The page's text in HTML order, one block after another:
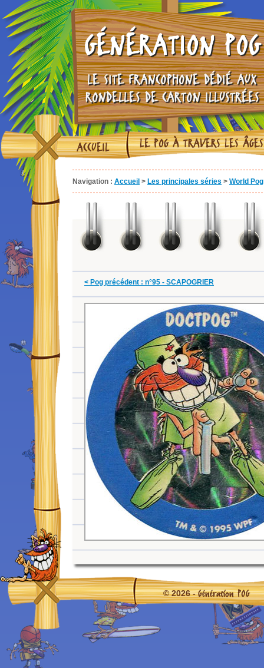
GÉNÉRATION POG
LE SITE FRANCOPHONE DÉDIÉ AUX
RONDELLES DE CARTON ILLUSTRÉES
ACCUEIL LE POG À TRAVERS LES ÂGES
Navigation : Accueil > Les principales séries > World
< Pog précédent : n°95 - SCAPOGRIER
© 2026 -Génération POG